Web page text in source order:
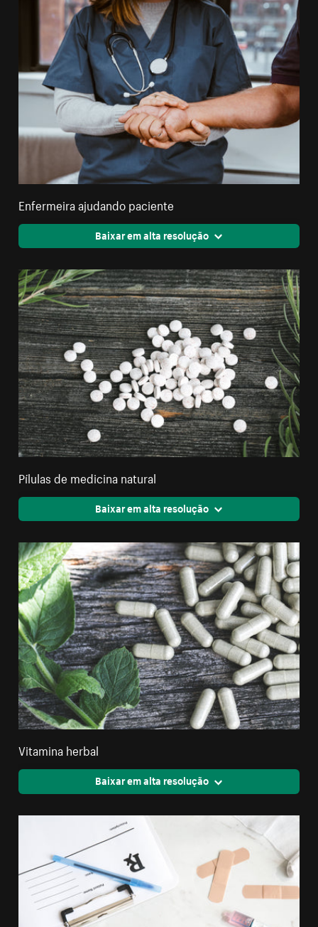
Enfermeira ajudando paciente
Baixar em alta resolução
Pílulas de medicina natural
Baixar em alta resolução
Vitamina herbal
Baixar em alta resolução